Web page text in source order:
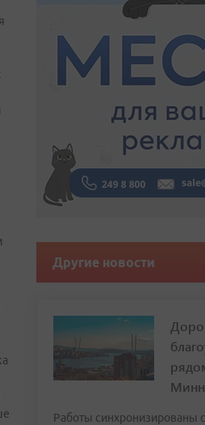
Другие новости
Работы синхронизированы